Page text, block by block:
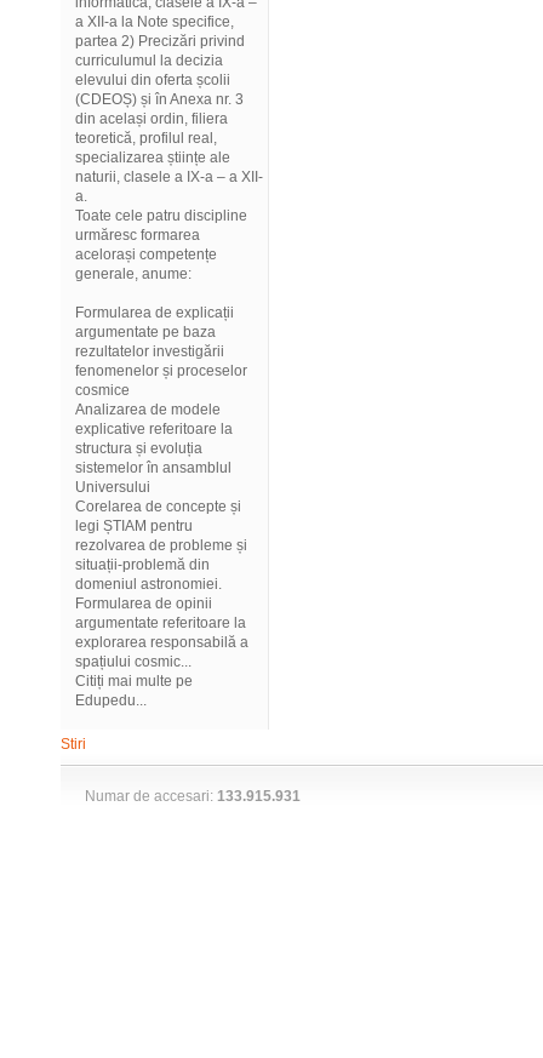
a XII-a la Note specifice,
partea 2) Precizări privind
curriculumul la decizia
elevului din oferta școlii
(CDEOȘ) și în Anexa nr. 3
din același ordin, filiera
teoretică, profilul real,
specializarea științe ale
naturii, clasele a IX-a – a XII-
a.
Toate cele patru discipline
urmăresc formarea
acelorași competențe
generale, anume:
Formularea de explicații
argumentate pe baza
rezultatelor investigării
fenomenelor și proceselor
cosmice
Analizarea de modele
explicative referitoare la
structura și evoluția
sistemelor în ansamblul
Universului
Corelarea de concepte și
legi ȘTIAM pentru
rezolvarea de probleme și
situații-problemă din
domeniul astronomiei.
Formularea de opinii
argumentate referitoare la
explorarea responsabilă a
spațiului cosmic...
Citiți mai multe pe
Edupedu...
Stiri
Numar de accesari: 133.915.931